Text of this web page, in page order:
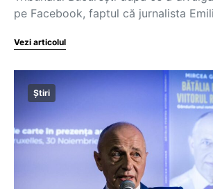
pe Facebook, faptul că jurnalista
Vezi articolul
Știri